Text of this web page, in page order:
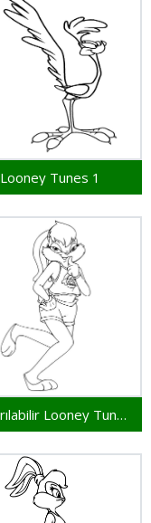
Looney Tunes 1
Yazdırılabilir Looney Tunes Resim